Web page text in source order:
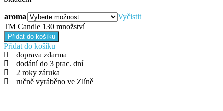
aroma
Vyčistit
TM Candle 130 množství
Přidat do košíku
Přidat do košíku
doprava zdarma
dodání do 3 prac. dní
2 roky záruka
ručně vyráběno ve Zlíně